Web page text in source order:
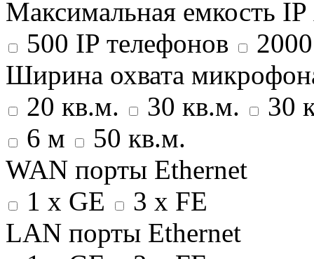
Максимальная емкость
500 IP телефонов
Ширина охвата
20 кв.м.
30 кв.м.
30
6 м
50 кв.м.
WAN порты Ethernet
1 x GE
3 x FE
LAN порты Ethernet